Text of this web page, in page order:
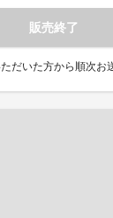
販売終了
だいた方から順次お